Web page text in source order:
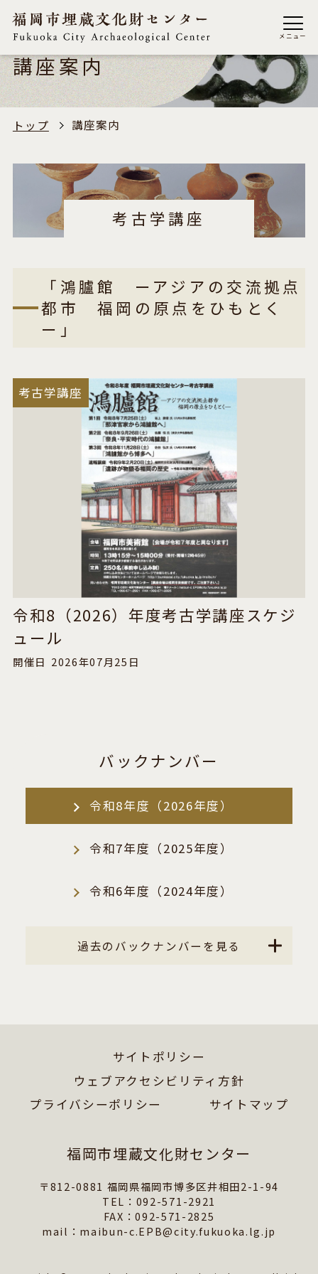
メニュー
講座案内
トップ 講座案内
考古学講座
「鴻臚館 ーアジアの交流拠点
都市 福岡の原点をひもとく
ー」
考古学講座
令和8（2026）年度考古学講座スケジ
ュール
開催日 2026年07月25日
バックナンバー
令和8年度（2026年度）
令和7年度（2025年度）
令和6年度（2024年度）
過去のバックナンバーを見る
サイトポリシー
ウェブアクセシビリティ方針
プライバシーポリシー
サイトマップ
福岡市埋蔵文化財センター
〒812-0881 福岡県福岡市博多区井相田2-1-94
TEL：092-571-2921
FAX：092-571-2825
mail：maibun-c.EPB@city.fukuoka.lg.jp